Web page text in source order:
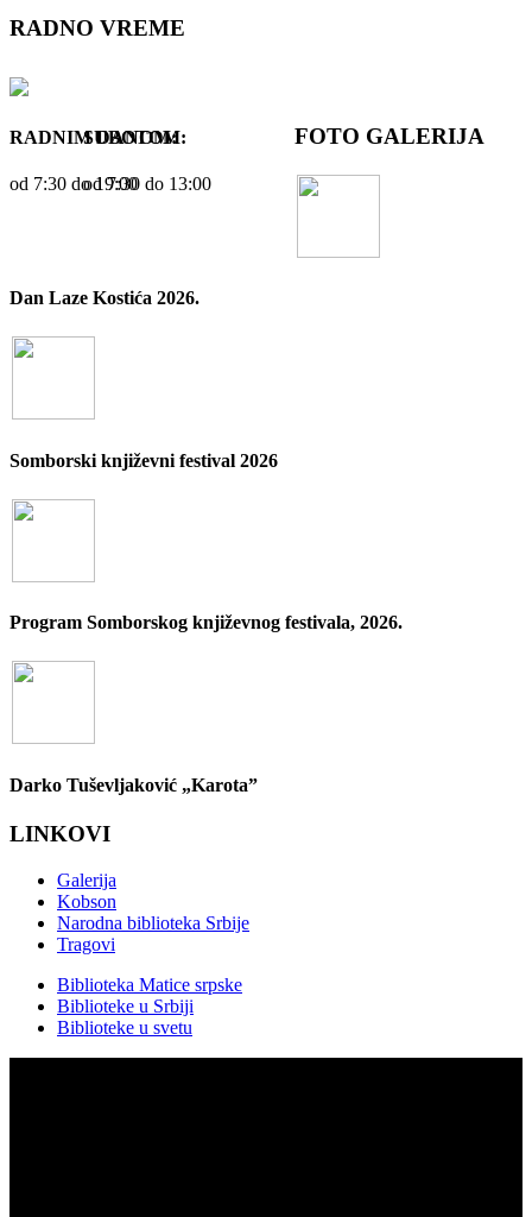
RADNO VREME
RADNIM DANOM:
od 7:30 dо 19:00
SUBOTOM:
od 7:30 dо 13:00
FOTO GALERIJA
Dan Laze Kostića 2026.
Somborski književni festival 2026
Program Somborskog književnog festivala, 2026.
Darko Tuševljaković „Karota”
LINKOVI
Galerija
Kobson
Narodna biblioteka Srbije
Tragovi
Biblioteka Matice srpske
Biblioteke u Srbiji
Biblioteke u svetu